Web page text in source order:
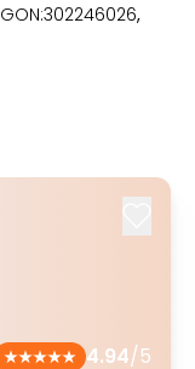
,
4.94/5